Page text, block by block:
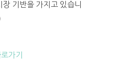
기반을 가지고 있습니
가기